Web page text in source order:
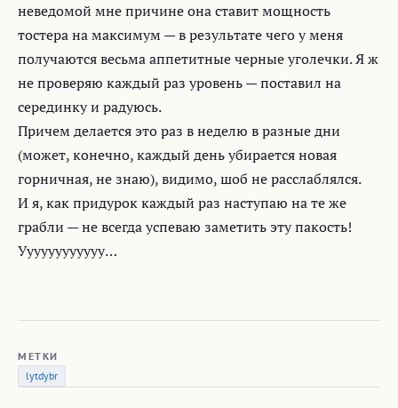
неведомой мне причине она ставит мощность
тостера на максимум — в результате чего у меня
получаются весьма аппетитные черные уголечки. Я ж
не проверяю каждый раз уровень — поставил на
серединку и радуюсь.
Причем делается это раз в неделю в разные дни
(может, конечно, каждый день убирается новая
горничная, не знаю), видимо, шоб не расслаблялся.
И я, как придурок каждый раз наступаю на те же
грабли — не всегда успеваю заметить эту пакость!
Уууууууууууу…
МЕТКИ
lytdybr